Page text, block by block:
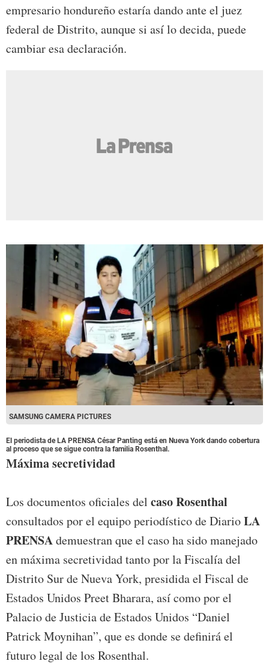
empresario hondureño estaría dando ante el juez
federal de Distrito, aunque si así lo decida, puede
cambiar esa declaración.
SAMSUNG CAMERA PICTURES
El periodista de LA PRENSA César Panting está en Nueva York dando cobertura
al proceso que se sigue contra la familia Rosenthal.
Máxima secretividad
Los documentos oficiales del caso Rosenthal
consultados por el equipo periodístico de DiarioLA
PRENSAdemuestran que el caso ha sido manejado
en máxima secretividad tanto por la Fiscalía del
Distrito Sur de Nueva York, presidida el Fiscal de
Estados Unidos Preet Bharara, así como por el
Palacio de Justicia de Estados Unidos “Daniel
Patrick Moynihan”, que es donde se definirá el
futuro legal de los Rosenthal.